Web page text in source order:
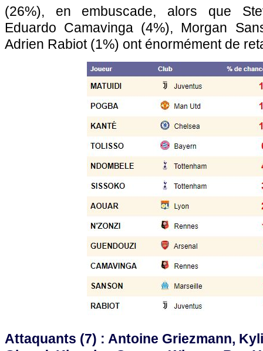
(26%), en embuscade, alors que
Eduardo Camavinga (4%), Morgan
Adrien Rabiot (1%) ont énormément de
Attaquants (7) : Antoine Griezmann,